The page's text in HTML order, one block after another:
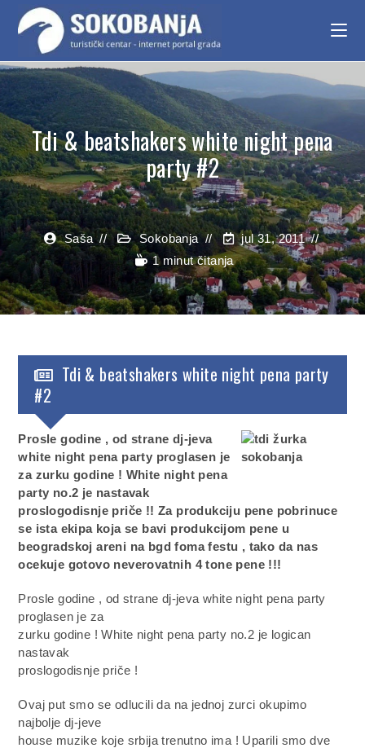
Tdi & beatshakers white night pena
party #2
Saša Sokobanja
jul 31, 2011
1 minut čitanja
Tdi & beatshakers white night pena party
#2
Prosle godine , od strane dj-jeva
white night pena party proglasen je
za zurku godine ! White night pena
party no.2 je nastavak
proslogodisnje priče !! Za produkciju pene pobrinuce
se ista ekipa koja se bavi produkcijom pene u
beogradskoj areni na bgd foma festu , tako da nas
ocekuje gotovo neverovatnih 4 tone pene !!!
Prosle godine , od strane dj-jeva white night pena party
proglasen je za
zurku godine ! White night pena party no.2 je logican
nastavak
proslogodisnje priče !
Ovaj put smo se odlucili da na jednoj zurci okupimo
najbolje dj-jeve
house muzike koje srbija trenutno ima ! Uparili smo dve